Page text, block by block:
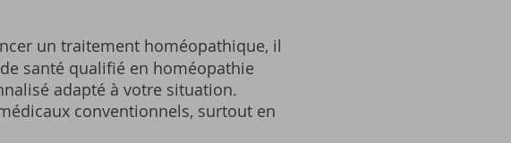
un traitement homéopathique, il
santé qualifié en homéopathie
adapté à votre situation.
conventionnels, surtout en